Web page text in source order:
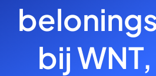
bij